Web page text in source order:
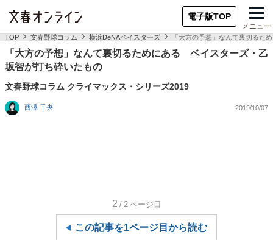
電子版TOP
メニュー
TOP 文春野球コラム 横浜DeNAベイスターズ 「大方の予想」なんて裏切る
「大方の予想」なんて裏切るためにある ベイスターズ・乙
坂智が打ち砕いたもの
文春野球コラム クライマックス・シリーズ2019
西澤 千央 2019/10/07
2 /2 ページ目
この記事を1ページ目から読む